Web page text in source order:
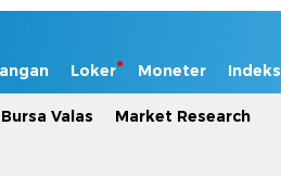
Loker Moneter Indeks
Bursa Valas Market Research